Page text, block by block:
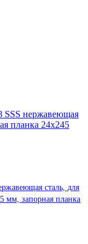
сталь, для
мм, запорная планка